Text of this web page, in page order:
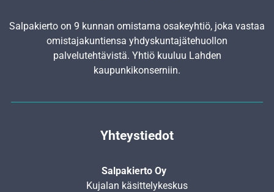
Salpakierto on 9 kunnan omistama osakeyhtiö, joka vastaa
omistajakuntiensa yhdyskunta­jätehuollon
palvelutehtävistä. Yhtiö kuuluu Lahden
kaupunkikonserniin.
Yhteystiedot
Salpakierto Oy
Kujalan käsittelykeskus